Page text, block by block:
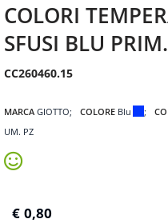
COLORI
SFUSI BLU PRIM.
CC260460.15
MARCA GIOTTO COLORE Blu
UM. PZ
€ 0,80